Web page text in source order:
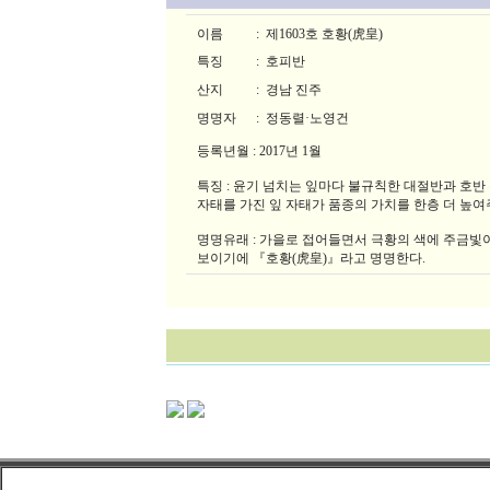
이름 : 제1603호 호황(虎皇)
특징
: 호피반
산지
: 경남 진주
명명자
: 정동렬·노영건
등록년월 : 2017년 1월
특징 : 윤기 넘치는 잎마다 불규칙한 대절반과 호
자태를 가진 잎 자태가 품종의 가치를 한층 더 높여
명명유래 : 가을로 접어들면서 극황의 색에 주금
보이기에 『호황(虎皇)』라고 명명한다.